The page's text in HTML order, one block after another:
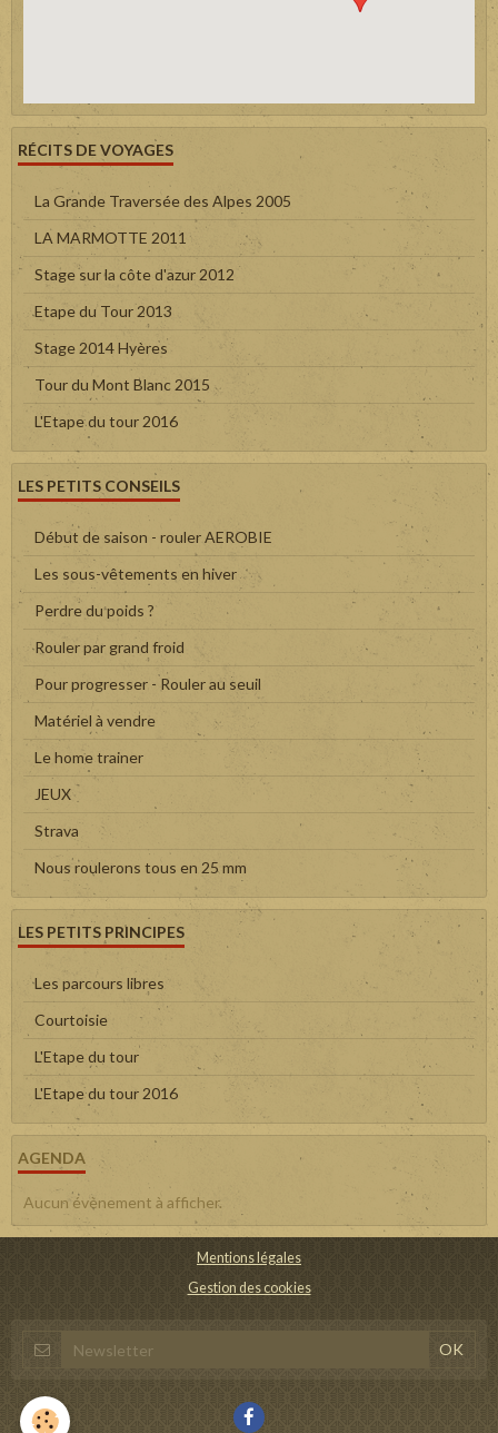
RÉCITS DE VOYAGES
La Grande Traversée des Alpes 2005
LA MARMOTTE 2011
Stage sur la côte d'azur 2012
Etape du Tour 2013
Stage 2014 Hyères
Tour du Mont Blanc 2015
L'Etape du tour 2016
LES PETITS CONSEILS
Début de saison - rouler AEROBIE
Les sous-vêtements en hiver
Perdre du poids ?
Rouler par grand froid
Pour progresser - Rouler au seuil
Matériel à vendre
Le home trainer
JEUX
Strava
Nous roulerons tous en 25 mm
LES PETITS PRINCIPES
Les parcours libres
Courtoisie
L'Etape du tour
L'Etape du tour 2016
AGENDA
Aucun évènement à afficher.
Mentions légales
Gestion des cookies